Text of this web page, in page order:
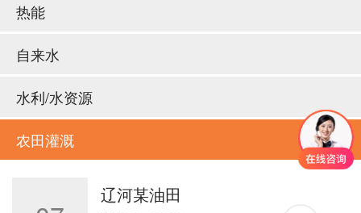
热能
自来水
水利/水资源
农田灌溉
辽河某油田